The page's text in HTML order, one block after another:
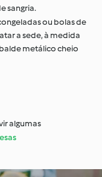
sangria.
ou bolas de
a sede, à medida
metálico cheio
algumas